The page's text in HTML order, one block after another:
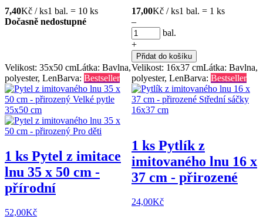
7,40Kč / ks1 bal. = 10 ks
Dočasně nedostupné
17,00Kč / ks1 bal. = 1 ks
–
bal.
+
Přidat do košíku
Velikost: 35x50 cmLátka: Bavlna,
polyester, LenBarva: Bestseller
1 ks Pytel z imitace
lnu 35 x 50 cm -
přírodní
52,00Kč
Velikost: 16x37 cmLátka: Bavlna,
polyester, LenBarva: Bestseller
1 ks Pytlík z
imitovaného lnu 16 x
37 cm - přirozené
24,00Kč